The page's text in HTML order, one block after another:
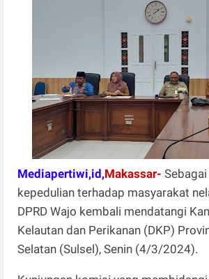
Mediapertiwi,id,Makassar-
kepedulian terhadap masyarakat
DPRD Wajo kembali mendatangi
Kelautan dan Perikanan (DKP)
Selatan (Sulsel), Senin (4/3/2024).